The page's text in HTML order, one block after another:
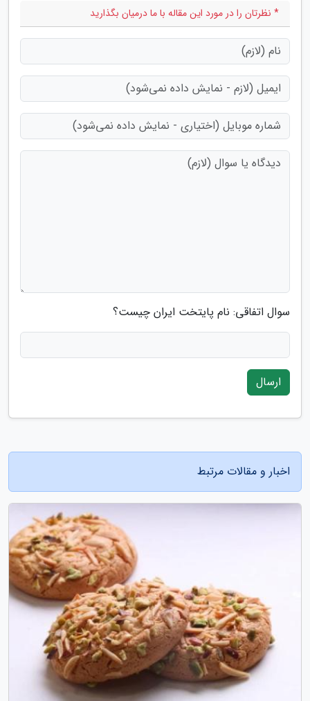
* نظرتان را در مورد این مقاله با ما درمیان بگذارید
سوال اتفاقی: نام پایتخت ایران چیست؟
ارسال
اخبار و مقالات مرتبط